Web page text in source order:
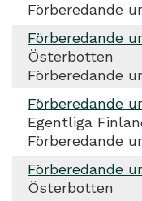
Förberedande
Förberedande
Österbotten
Förberedande
Förberedande
Egentliga
Förberedande
Förberedande
Österbotten